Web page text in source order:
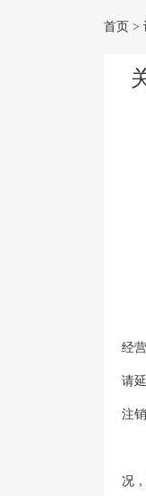
首页 >
经
请
注
况